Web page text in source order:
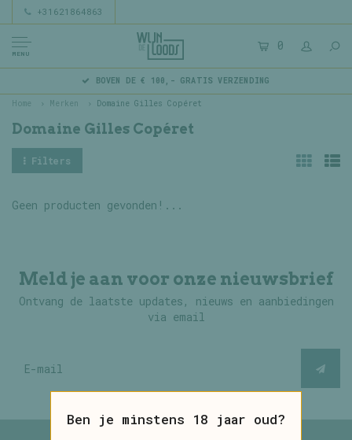
+31621864863
MENU
0
BOVEN DE € 100,- GRATIS VERZENDING
Home Merken Domaine Gilles Copéret
Domaine Gilles Copéret
Filters
Geen producten gevonden!...
Meld je aan voor onze nieuwsbrief
Ontvang de laatste updates, nieuws en aanbiedingen
via email
Ben je minstens 18 jaar oud?